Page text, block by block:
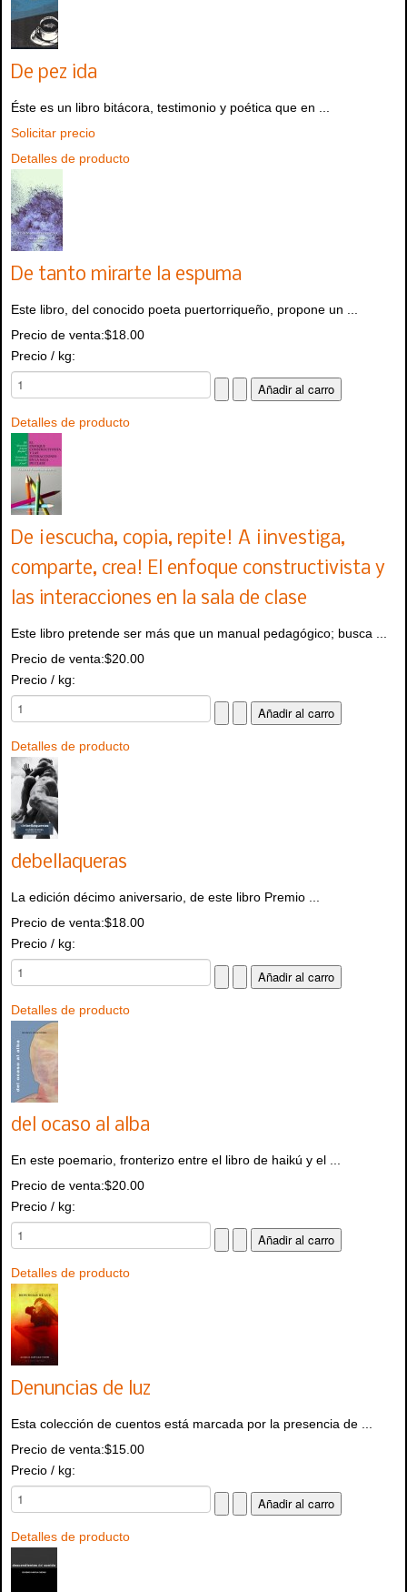
De pez ida
Éste es un libro bitácora, testimonio y poética que en ...
Solicitar precio
Detalles de producto
De tanto mirarte la espuma
Este libro, del conocido poeta puertorriqueño, propone un ...
Precio de venta:$18.00
Precio / kg:
Detalles de producto
De ¡escucha, copia, repite! A ¡investiga,
comparte, crea! El enfoque constructivista y
las interacciones en la sala de clase
Este libro pretende ser más que un manual pedagógico; busca ...
Precio de venta:$20.00
Precio / kg:
Detalles de producto
debellaqueras
La edición décimo aniversario, de este libro Premio ...
Precio de venta:$18.00
Precio / kg:
Detalles de producto
del ocaso al alba
En este poemario, fronterizo entre el libro de haikú y el ...
Precio de venta:$20.00
Precio / kg:
Detalles de producto
Denuncias de luz
Esta colección de cuentos está marcada por la presencia de ...
Precio de venta:$15.00
Precio / kg:
Detalles de producto